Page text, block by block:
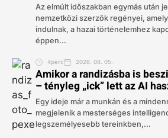
Az elmúlt időszakban egymás után
nemzetközi szerzők regényei,
indulnak, a hazai történelemhez
éppen...
4perc 2026. 08. 05.
Amikor a randizásba is
– tényleg „ick” lett az AI
Egy ideje már a munkán és a
megjelenik a mesterséges
legszemélyesebb tereinkben,...